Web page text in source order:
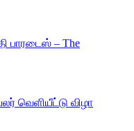
பாரடைஸ் – The
வெளியீட்டு விழா